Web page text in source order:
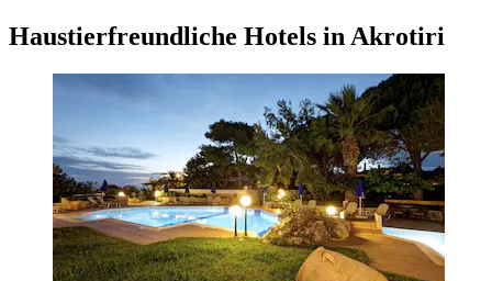
Haustierfreundliche Hotels in Akrotiri